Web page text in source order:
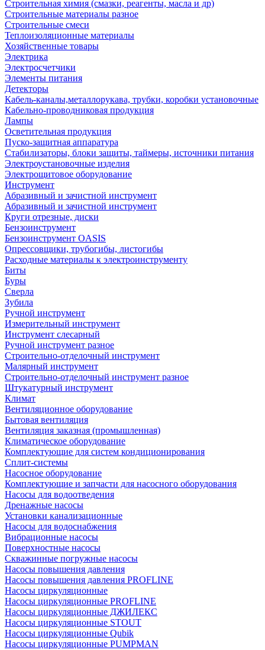
Строительная химия (смазки, реагенты, масла и др)
Строительные материалы разное
Строительные смеси
Теплоизоляционные материалы
Хозяйственные товары
Электрика
Электросчетчики
Элементы питания
Детекторы
Кабель-каналы,металлорукава, трубки, коробки установочные
Кабельно-проводниковая продукция
Лампы
Осветительная продукция
Пуско-защитная аппаратура
Стабилизаторы, блоки защиты, таймеры, источники питания
Электроустановочные изделия
Электрощитовое оборудование
Инструмент
Абразивный и зачистной инструмент
Абразивный и зачистной инструмент
Круги отрезные, диски
Бензоинструмент
Бензоинструмент OASIS
Опрессовщики, трубогибы, листогибы
Расходные материалы к электроинструменту
Биты
Буры
Сверла
Зубила
Ручной инструмент
Измерительный инструмент
Инструмент слесарный
Ручной инструмент разное
Строительно-отделочный инструмент
Малярный инструмент
Строительно-отделочный инструмент разное
Штукатурный инструмент
Климат
Вентиляционное оборудование
Бытовая вентиляция
Вентиляция заказная (промышленная)
Климатическое оборудование
Комплектующие для систем кондиционирования
Сплит-системы
Насосное оборудование
Комплектующие и запчасти для насосного оборудования
Насосы для водоотведения
Дренажные насосы
Установки канализационные
Насосы для водоснабжения
Вибрационные насосы
Поверхностные насосы
Скважинные погружные насосы
Насосы повышения давления
Насосы повышения давления PROFLINE
Насосы циркуляционные
Насосы циркуляционные PROFLINE
Насосы циркуляционные ДЖИЛЕКС
Насосы циркуляционные STOUT
Насосы циркуляционные Qubik
Насосы циркуляционные PUMPMAN